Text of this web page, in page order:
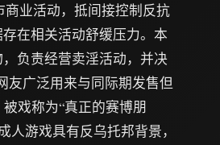
业活动，抵间接控制反抗
在相关活动舒缓压力。本
负责经营卖淫活动，并决
友广泛用来与同际期发售但
戏称为“真正的赛博朋
游戏具有反乌托邦背景，